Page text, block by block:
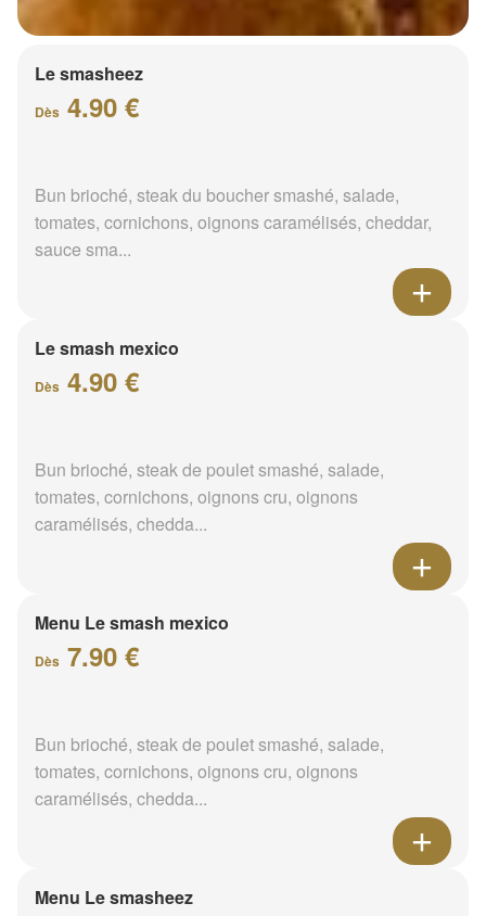
Le smasheez
Dès 4.90 €
Bun brioché, steak du boucher smashé, salade,
tomates, cornichons, oignons caramélisés, cheddar,
sauce sma...
Le smash mexico
Dès 4.90 €
Bun brioché, steak de poulet smashé, salade,
tomates, cornichons, oignons cru, oignons
caramélisés, chedda...
Menu Le smash mexico
Dès 7.90 €
Bun brioché, steak de poulet smashé, salade,
tomates, cornichons, oignons cru, oignons
caramélisés, chedda...
Menu Le smasheez